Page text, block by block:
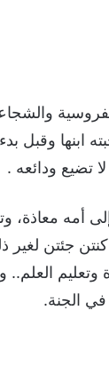
ابنها وقبل
تضيع ودائعه .
أمه معاذة،
جئتن
وتعليم
في الجنة.